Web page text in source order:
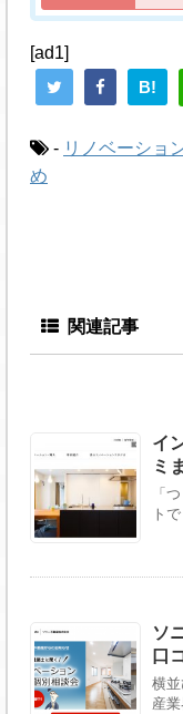
[ad1]
B!
- リノベーショ
め
関連記事
イ
ミ
「
ト
ソ
口
横
産